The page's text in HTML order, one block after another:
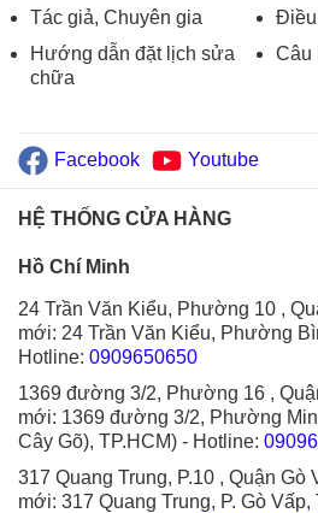
Tác giả, Chuyên gia
Hướng dẫn đặt lịch sửa
chữa
Điều
Câu
Facebook Youtube
HỆ THỐNG CỬA HÀNG
Hồ Chí Minh
24 Trần Văn Kiểu, Phường 10 ,
mới: 24 Trần Văn Kiểu, Phường
Hotline: 0909650650
1369 đường 3/2, Phường 16 ,
mới: 1369 đường 3/2, Phường
Cây Gõ), TP.HCM) - Hotline:
317 Quang Trung, P.10 , Quận Gò
mới: 317 Quang Trung, P. Gò